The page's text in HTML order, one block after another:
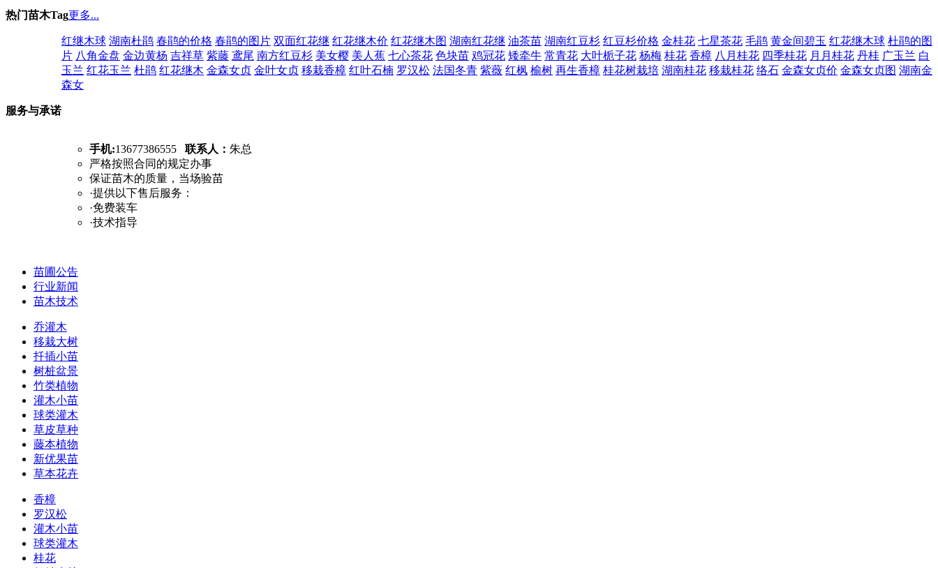
热门苗木Tag更多...
红继木球 湖南杜鹃 春鹃的价格 春鹃的图片 双面红花继 红花继木价 红花继木图 湖南红花继 油茶苗 湖南红豆杉 红豆杉价格 金桂花 七星茶花 毛鹃 黄金间碧玉 红花继木球 杜鹃的图
片 八角金盘 金边黄杨 吉祥草 紫藤 鸢尾 南方红豆杉 美女樱 美人蕉 七心茶花 色块苗 鸡冠花 矮牵牛 常青花 大叶栀子花 杨梅 桂花 香樟 八月桂花 四季桂花 月月桂花 丹桂 广玉兰 白
玉兰 红花玉兰 杜鹃 红花继木 金森女贞 金叶女贞 移栽香樟 红叶石楠 罗汉松 法国冬青 紫薇 红枫 榆树 再生香樟 桂花树栽培 湖南桂花 移栽桂花 络石 金森女贞价 金森女贞图 湖南金
森女
服务与承诺
手机:13677386555 联系人： 朱总
严格按照合同的规定办事
保证苗木的质量，当场验苗
·提供以下售后服务：
·免费装车
·技术指导
苗圃公告
行业新闻
苗木技术
乔灌木
移栽大树
扦插小苗
树桩盆景
竹类植物
灌木小苗
球类灌木
草皮草种
藤本植物
新优果苗
草本花卉
香樟
罗汉松
灌木小苗
球类灌木
桂花